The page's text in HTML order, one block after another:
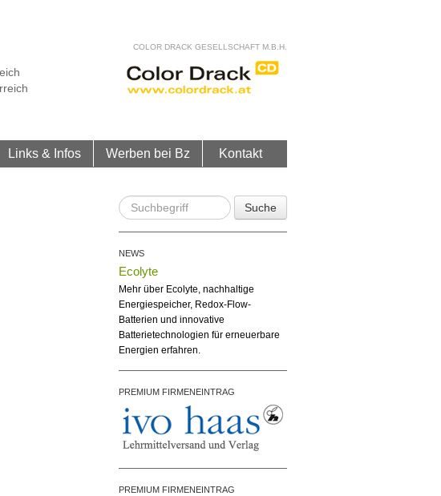
COLOR DRACK GESELLSCHAFT M.B.H.
Links & Infos Werben bei Bz Kontakt
Suche
NEWS
Ecolyte
Mehr über Ecolyte, nachhaltige
Energiespeicher, Redox-Flow-
Batterien und innovative
Batterietechnologien für erneuerbare
Energien erfahren.
PREMIUM FIRMENEINTRAG
PREMIUM FIRMENEINTRAG